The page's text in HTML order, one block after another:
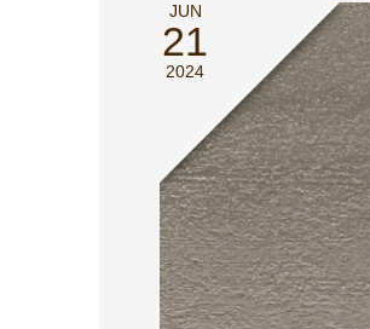
JUN
21
2024